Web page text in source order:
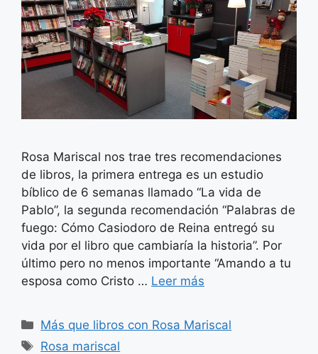
Rosa Mariscal nos trae tres recomendaciones
de libros, la primera entrega es un estudio
bíblico de 6 semanas llamado “La vida de
Pablo”, la segunda recomendación “Palabras de
fuego: Cómo Casiodoro de Reina entregó su
vida por el libro que cambiaría la historia”. Por
último pero no menos importante “Amando a tu
esposa como Cristo … Leer más
Categorías
Más que libros con Rosa Mariscal
Etiquetas
Rosa mariscal